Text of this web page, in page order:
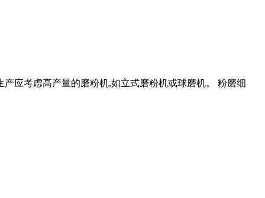
应考虑高产量的磨粉机,如立式磨粉机或球磨机。 粉磨细